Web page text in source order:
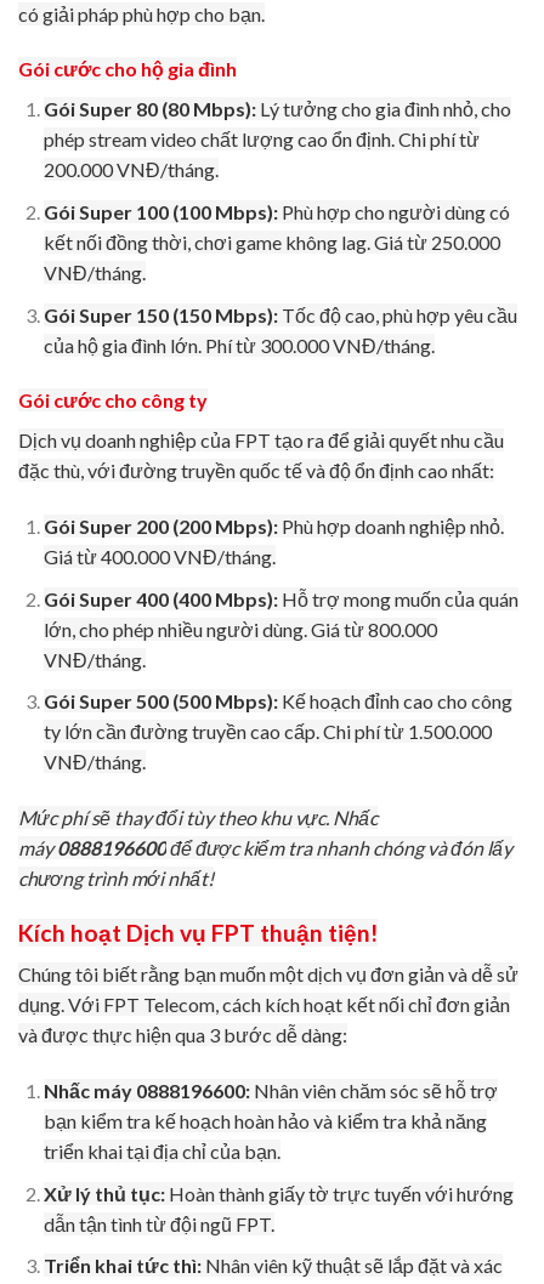
có giải pháp phù hợp cho bạn.
Gói cước cho hộ gia đình
Gói Super 80 (80 Mbps):Lý tưởng cho gia đình nhỏ, cho
phép stream video chất lượng cao ổn định. Chi phí từ
200.000 VNĐ/tháng.
Gói Super 100 (100 Mbps):Phù hợp cho người dùng có
kết nối đồng thời, chơi game không lag. Giá từ 250.000
VNĐ/tháng.
Gói Super 150 (150 Mbps):Tốc độ cao, phù hợp yêu cầu
của hộ gia đình lớn. Phí từ 300.000 VNĐ/tháng.
Gói cước cho công ty
Dịch vụ doanh nghiệp của FPT tạo ra để giải quyết nhu cầu
đặc thù, với đường truyền quốc tế và độ ổn định cao nhất:
Gói Super 200 (200 Mbps):Phù hợp doanh nghiệp nhỏ.
Giá từ 400.000 VNĐ/tháng.
Gói Super 400 (400 Mbps):Hỗ trợ mong muốn của quán
lớn, cho phép nhiều người dùng. Giá từ 800.000
VNĐ/tháng.
Gói Super 500 (500 Mbps):Kế hoạch đỉnh cao cho công
ty lớn cần đường truyền cao cấp. Chi phí từ 1.500.000
VNĐ/tháng.
Mức phí sẽ thay đổi tùy theo khu vực. Nhấc
máy0888196600để được kiểm tra nhanh chóng và đón lấy
chương trình mới nhất!
Kích hoạt Dịch vụ FPT thuận tiện!
Chúng tôi biết rằng bạn muốn một dịch vụ đơn giản và dễ sử
dụng. Với FPT Telecom, cách kích hoạt kết nối chỉ đơn giản
và được thực hiện qua 3 bước dễ dàng:
Nhấc máy 0888196600:Nhân viên chăm sóc sẽ hỗ trợ
bạn kiểm tra kế hoạch hoàn hảo và kiểm tra khả năng
triển khai tại địa chỉ của bạn.
Xử lý thủ tục:Hoàn thành giấy tờ trực tuyến với hướng
dẫn tận tình từ đội ngũ FPT.
Triển khai tức thì:Nhân viên kỹ thuật sẽ lắp đặt và xác